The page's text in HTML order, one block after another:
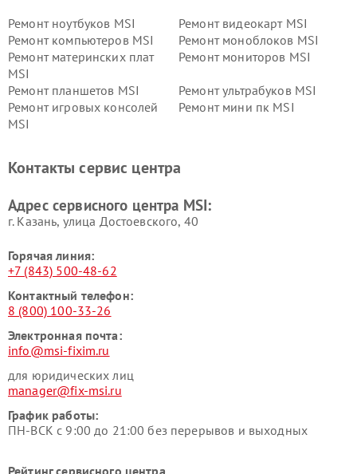
Ремонт ноутбуков MSI
Ремонт видеокарт MSI
Ремонт компьютеров MSI
Ремонт моноблоков MSI
Ремонт материнских плат
MSI
Ремонт мониторов MSI
Ремонт планшетов MSI
Ремонт ультрабуков MSI
Ремонт игровых консолей
MSI
Ремонт мини пк MSI
Контакты сервис центра
Адрес сервисного центра MSI:
г. Казань, улица Достоевского, 40
Горячая линия:
+7 (843) 500-48-62
Контактный телефон:
8 (800) 100-33-26
Электронная почта:
info@msi-fixim.ru
для юридических лиц
manager@fix-msi.ru
График работы:
ПН-ВСК с 9:00 до 21:00 без перерывов и выходных
Рейтинг сервисного центра